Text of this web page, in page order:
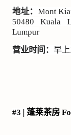
地址： Mont
50480 Kuala
Lumpur
营业时间： 早上
#3 | 蓬莱茶房